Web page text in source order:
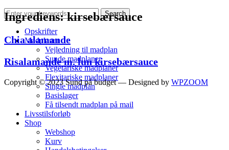
Opskrifter
Madplaner
Vejledning til madplan
Sunde madplaner
Vegetariske madplaner
Flexitariske madplaner
Single madplan
Basislager
Få tilsendt madplan på mail
Livsstilsforløb
Shop
Webshop
Kurv
Ingrediens:kirsebærsauce
Chia alamande
Risalamande m. lun kirsebærsauce
Copyright © 2023 Sund på budget — Designed by WPZOOM